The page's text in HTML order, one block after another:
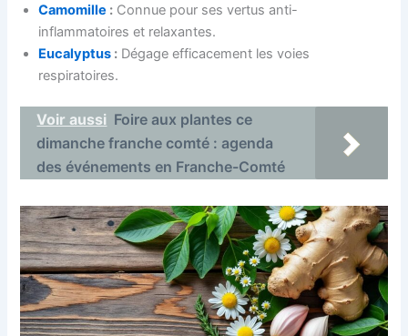
Camomille : Connue pour ses vertus anti-
inflammatoires et relaxantes.
Eucalyptus : Dégage efficacement les voies
respiratoires.
Voir aussi Foire aux plantes ce
dimanche franche comté : agenda
des événements en Franche-Comté